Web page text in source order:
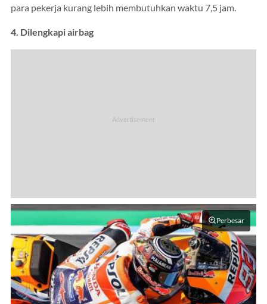
para pekerja kurang lebih membutuhkan waktu 7,5 jam.
4. Dilengkapi airbag
Perbesar